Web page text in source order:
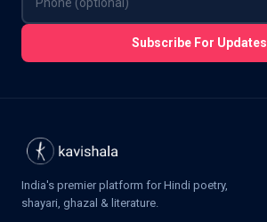
Subscribe For Updates
India's premier platform for Hindi poetry,
shayari, ghazal & literature.